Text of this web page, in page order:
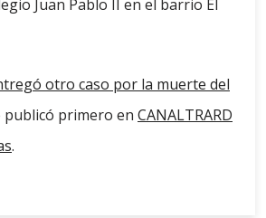
Juan Pablo II en el barrio El
otro caso por la muerte del
publicó primero en CANALTRARD
.